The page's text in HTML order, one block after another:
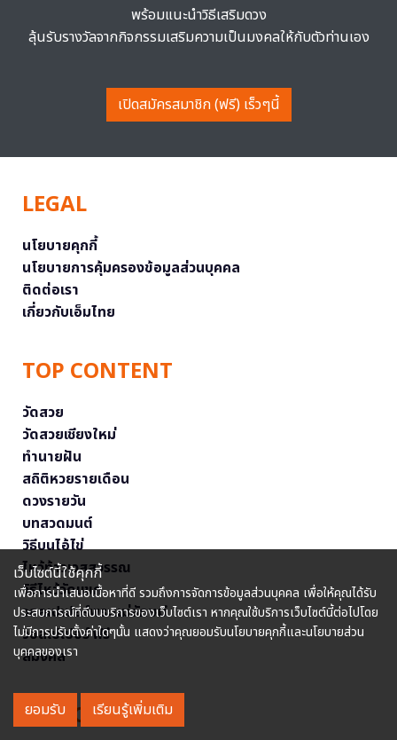
พร้อมแนะนำวิธีเสริมดวง
ลุ้นรับรางวัลจากกิจกรรมเสริมความเป็นมงคลให้กับตัวท่านเอง
เปิดสมัครสมาชิก (ฟรี) เร็วๆนี้
LEGAL
นโยบายคุกกี้
นโยบายการคุ้มครองข้อมูลส่วนบุคคล
ติดต่อเรา
เกี่ยวกับเอ็มไทย
TOP CONTENT
วัดสวย
วัดสวยเชียงใหม่
ทำนายฝัน
สถิติหวยรายเดือน
ดวงรายวัน
บทสวดมนต์
วิธีบนไอ้ไข่
ไหว้ท้าวเวสสุวรรณ
วิธีไหว้วัดแขก
วอลเปเปอร์พระแม่ลักษมี
วอลเปเปอร์ ฟรี
สีมงคล
FOLLOW US
เว็บไซต์นี้ใช้คุกกี้
เพื่อการนำเสนอเนื้อหาที่ดี รวมถึงการจัดการข้อมูลส่วนบุคคล เพื่อให้คุณได้รับ
ประสบการณ์ที่ดีบนบริการของเว็บไซต์เรา หากคุณใช้บริการเว็บไซต์นี้ต่อไปโดย
ไม่มีการปรับตั้งค่าใดๆนั้น แสดงว่าคุณยอมรับนโยบายคุกกี้และนโยบายส่วน
บุคคลของเรา
ยอมรับ เรียนรู้เพิ่มเติม